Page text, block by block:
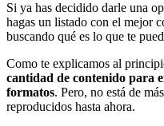
Si ya has decidido darle una
hagas un listado con el mejor
buscando qué es lo que te
Como te explicamos al
cantidad de contenido para
formatos. Pero, no está de
reproducidos hasta ahora.